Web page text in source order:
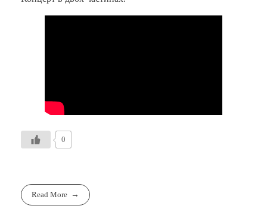
0
Read More